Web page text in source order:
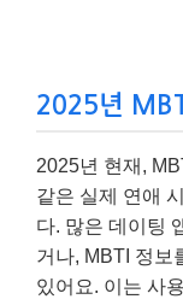
2025년
2025년 현재,
같은 실제 연애
다. 많은 데이팅
거나, MBTI 정보
있어요. 이는 사